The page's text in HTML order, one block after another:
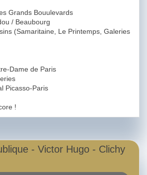
Grands Bouulevards
/ Beaubourg
(Samaritaine, Le Printemps, Galeries
Dame de Paris
Picasso-Paris
!
- Victor Hugo - Clichy